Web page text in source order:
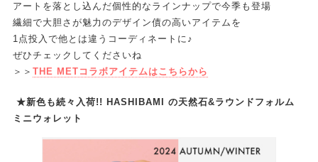
アートを落とし込んだ個性的なラインナップで今季も登場
繊細で大胆さが魅力のデザイン債の高いアイテムを
1点投入で他とは違うコーディネートに♪
ぜひチェックしてくださいね
＞＞ THE METコラボアイテムはこちらから
★新色も続々入荷!! HASHIBAMI の天然石&ラウンドフォルム
ミニウォレット